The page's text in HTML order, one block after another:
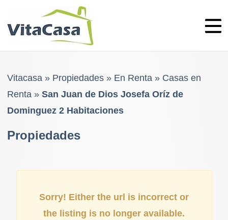
Vitacasa» Propiedades» En Renta» Casas en
Renta» San Juan de Dios Josefa Oríz de
Dominguez 2 Habitaciones
Propiedades
Sorry! Either the url is incorrect or
the listing is no longer available.